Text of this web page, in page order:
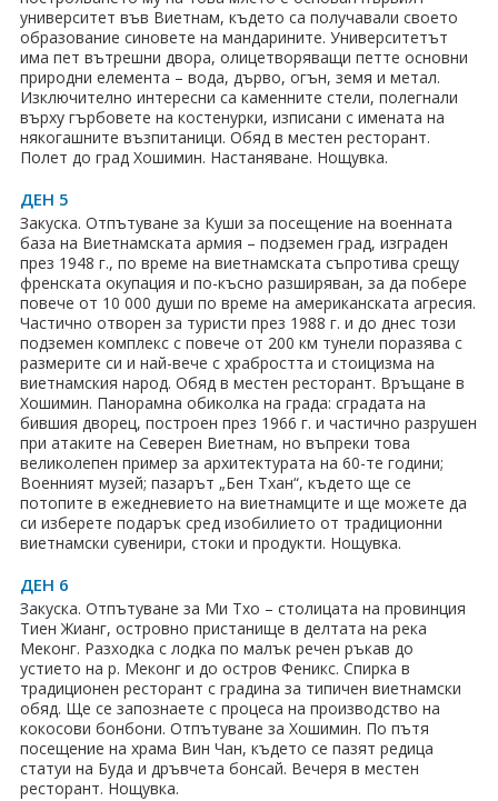
университет във Виетнам, където са получавали своето
образование синовете на мандарините. Университетът
има пет вътрешни двора, олицетворяващи петте основни
природни елемента – вода, дърво, огън, земя и метал.
Изключително интересни са каменните стели, полегнали
върху гърбовете на костенурки, изписани с имената на
някогашните възпитаници. Обяд в местен ресторант.
Полет до град Хошимин. Настаняване. Нощувка.
ДЕН 5
Закуска. Отпътуване за Куши за посещение на военната
база на Виетнамската армия – подземен град, изграден
през 1948 г., по време на виетнамската съпротива срещу
френската окупация и по-късно разширяван, за да побере
повече от 10 000 души по време на американската агресия.
Частично отворен за туристи през 1988 г. и до днес този
подземен комплекс с повече от 200 км тунели поразява с
размерите си и най-вече с храбростта и стоицизма на
виетнамския народ. Обяд в местен ресторант. Връщане в
Хошимин. Панорамна обиколка на града: сградата на
бившия дворец, построен през 1966 г. и частично разрушен
при атаките на Северен Виетнам, но въпреки това
великолепен пример за архитектурата на 60-те години;
Военният музей; пазарът „Бен Тхан“, където ще се
потопите в ежедневието на виетнамците и ще можете да
си изберете подарък сред изобилието от традиционни
виетнамски сувенири, стоки и продукти. Нощувка.
ДЕН 6
Закуска. Отпътуване за Ми Тхо – столицата на провинция
Тиен Жианг, островно пристанище в делтата на река
Меконг. Разходка с лодка по малък речен ръкав до
устието на р. Меконг и до остров Фeникс. Спирка в
традиционен ресторант с градина за типичен виетнамски
обяд. Ще се запознаете с процеса на производство на
кокосови бонбони. Отпътуване за Хошимин. По пътя
посещение на храма Вин Чан, където се пазят редица
статуи на Буда и дръвчета бонсай. Вечеря в местен
ресторант. Нощувка.